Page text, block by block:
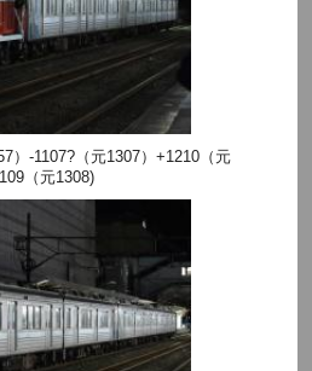
）-1107?（元1307）+1210（元
（元1308)